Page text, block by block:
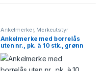
Ankelmerker, Merkeutstyr
Ankelmerke med borrelås
uten nr., pk. à 10 stk., grønn